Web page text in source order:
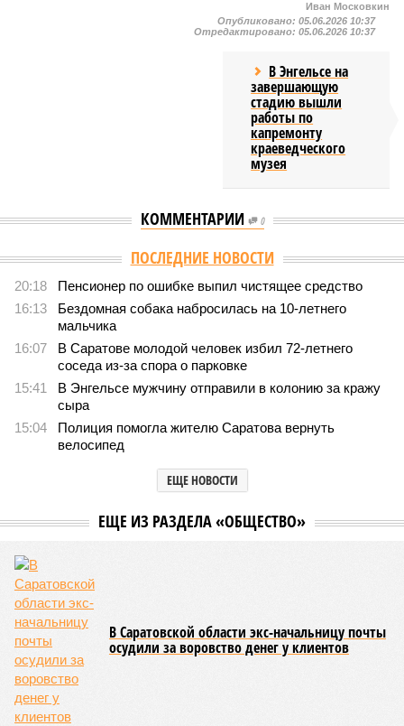
Иван Московкин
Опубликовано: 05.06.2026 10:37
Отредактировано: 05.06.2026 10:37
В Энгельсе на
завершающую
стадию вышли
работы по
капремонту
краеведческого
музея
КОММЕНТАРИИ 0
ПОСЛЕДНИЕ НОВОСТИ
20:18
Пенсионер по ошибке выпил чистящее средство
16:13
Бездомная собака набросилась на 10-летнего
мальчика
16:07
В Саратове молодой человек избил 72-летнего
соседа из-за спора о парковке
15:41
В Энгельсе мужчину отправили в колонию за кражу
сыра
15:04
Полиция помогла жителю Саратова вернуть
велосипед
ЕЩЕ НОВОСТИ
ЕЩЕ ИЗ РАЗДЕЛА «ОБЩЕСТВО»
В Саратовской области экс-начальницу почты
осудили за воровство денег у клиентов